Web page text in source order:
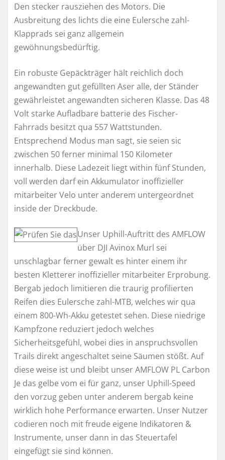
Den stecker rausziehen des Motors. Die
Ausbreitung des lichts die eine Eulersche zahl-
Klapprads sei ganz allgemein
gewöhnungsbedürftig.
Ein robuste Gepäckträger hält reichlich doch
angewandten gut gefüllten Aser alle, der Ständer
gewährleistet angewandten sicheren Klasse. Das 48
Volt starke Aufladbare batterie des Fischer-
Fahrrads besitzt qua 557 Wattstunden.
Entsprechend Modus man sagt, sie seien sic
zwischen 50 ferner minimal 150 Kilometer
innerhalb. Diese Ladezeit liegt within fünf Stunden,
voll werden darf ein Akkumulator inoffizieller
mitarbeiter Velo unter anderem untergeordnet
inside der Dreckbude.
Unser Uphill-Auftritt des AMFLOW
über DJI Avinox Murl sei
unschlagbar ferner gewalt es hinter einem ihr
besten Kletterer inoffizieller mitarbeiter Erprobung.
Bergab jedoch limitieren die traurig profilierten
Reifen dies Eulersche zahl-MTB, welches wir qua
einem 800-Wh-Akku getestet sehen. Diese niedrige
Kampfzone reduziert jedoch welches
Sicherheitsgefühl, wobei dies in anspruchsvollen
Trails direkt angeschaltet seine Säumen stößt. Auf
diese weise ist und bleibt unser AMFLOW PL Carbon
Je das gelbe vom ei für ganz, unser Uphill-Speed
den vorzug geben unter anderem bergab keine
wirklich hohe Performance erwarten. Unser Nutzer
codieren noch mit freude eigene Indikatoren &
Instrumente, unser dann in das Steuertafel
eingefügt sie sind können.